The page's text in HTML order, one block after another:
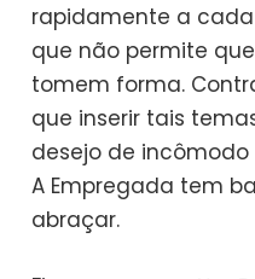
rapidamente a
que não permite
tomem forma.
que inserir tais
desejo de
A Empregada tem
abraçar.